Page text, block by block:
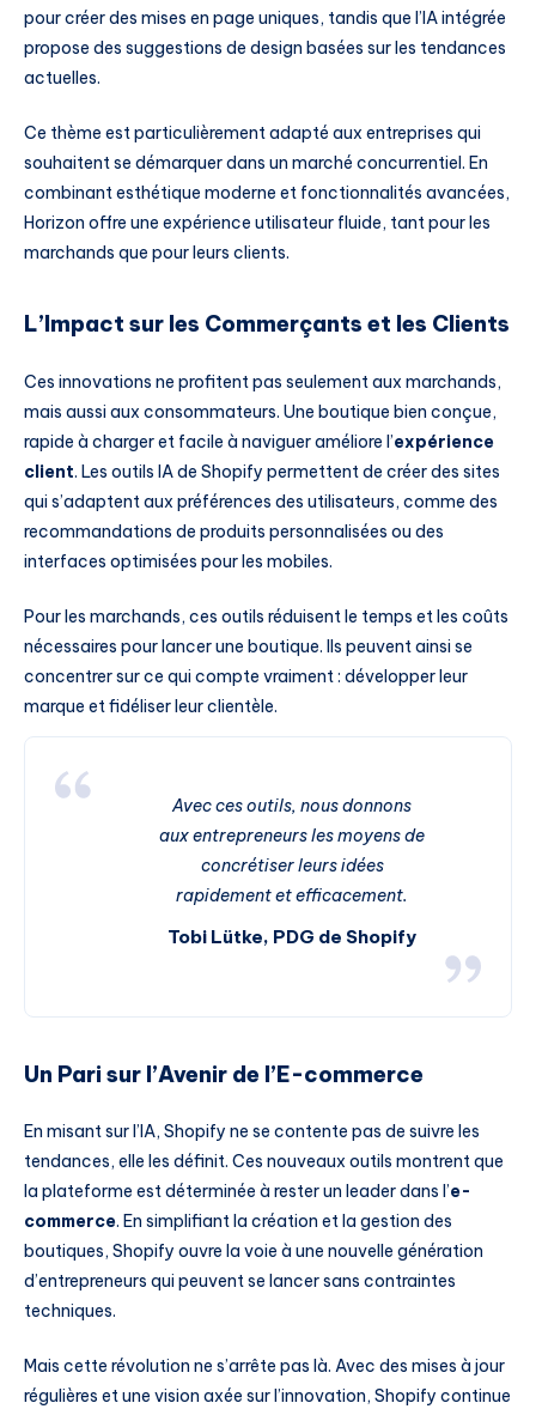
pour créer des mises en page uniques, tandis que l’IA intégrée
propose des suggestions de design basées sur les tendances
actuelles.
Ce thème est particulièrement adapté aux entreprises qui
souhaitent se démarquer dans un marché concurrentiel. En
combinant esthétique moderne et fonctionnalités avancées,
Horizon offre une expérience utilisateur fluide, tant pour les
marchands que pour leurs clients.
L’Impact sur les Commerçants et les Clients
Ces innovations ne profitent pas seulement aux marchands,
mais aussi aux consommateurs. Une boutique bien conçue,
rapide à charger et facile à naviguer améliore l’expérience
client. Les outils IA de Shopify permettent de créer des sites
qui s’adaptent aux préférences des utilisateurs, comme des
recommandations de produits personnalisées ou des
interfaces optimisées pour les mobiles.
Pour les marchands, ces outils réduisent le temps et les coûts
nécessaires pour lancer une boutique. Ils peuvent ainsi se
concentrer sur ce qui compte vraiment : développer leur
marque et fidéliser leur clientèle.
Avec ces outils, nous donnons
aux entrepreneurs les moyens de
concrétiser leurs idées
rapidement et efficacement.
Tobi Lütke, PDG de Shopify
Un Pari sur l’Avenir de l’E-commerce
En misant sur l’IA, Shopify ne se contente pas de suivre les
tendances, elle les définit. Ces nouveaux outils montrent que
la plateforme est déterminée à rester un leader dans l’e-
commerce. En simplifiant la création et la gestion des
boutiques, Shopify ouvre la voie à une nouvelle génération
d’entrepreneurs qui peuvent se lancer sans contraintes
techniques.
Mais cette révolution ne s’arrête pas là. Avec des mises à jour
régulières et une vision axée sur l’innovation, Shopify continue